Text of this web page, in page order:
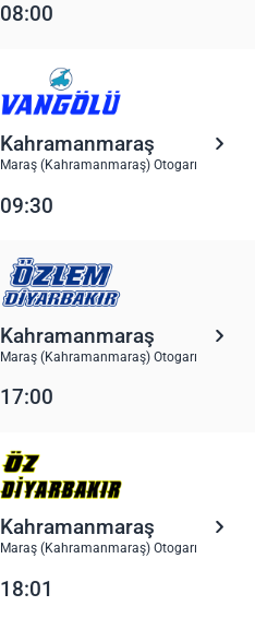
08:00
Kahramanmaraş
Maraş (Kahramanmaraş) Otogarı
09:30
Kahramanmaraş
Maraş (Kahramanmaraş) Otogarı
17:00
Kahramanmaraş
Maraş (Kahramanmaraş) Otogarı
18:01